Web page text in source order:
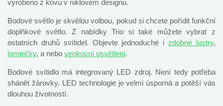
vyrobeno z kovu v niklovém designu.
Bodové světlo je skvělou volbou, pokud si chcete pořídit funkční
doplňkové světlo. Z nabídky Trio si také můžete vybrat z
ostatních druhů svítidel. Objevte jednoduché izdobné lustry,
lampičky, a nebo venkovní osvětlení.
Bodové svítidlo má integrovaný LED zdroj. Není tedy potřeba
shánět žárovky. LED technologie je velmi úsporná a potěší vás
dlouhou životností.